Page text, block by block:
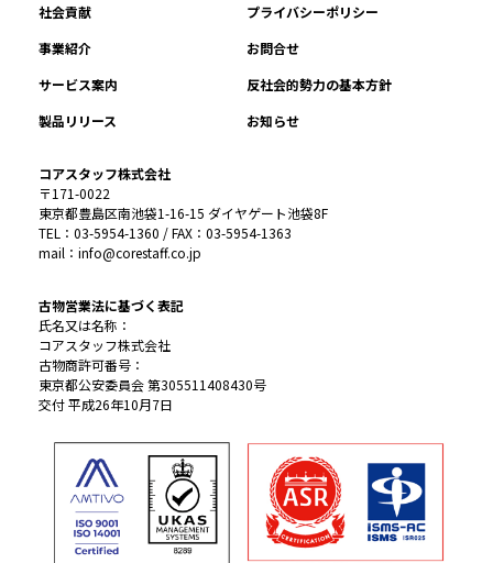
社会貢献
プライバシーポリシー
事業紹介
お問合せ
サービス案内
反社会的勢力の基本方針
製品リリース
お知らせ
コアスタッフ株式会社
〒171-0022
東京都豊島区南池袋1-16-15 ダイヤゲート池袋8F
TEL：03-5954-1360 / FAX：03-5954-1363
mail：info@corestaff.co.jp
古物営業法に基づく表記
氏名又は名称：
コアスタッフ株式会社
古物商許可番号：
東京都公安委員会 第305511408430号
交付 平成26年10月7日